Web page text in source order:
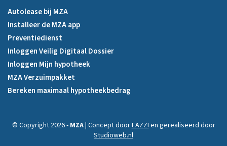
Autolease bij MZA
Installeer de MZA app
Preventiedienst
Inloggen Veilig Digitaal Dossier
Inloggen Mijn hypotheek
MZA Verzuimpakket
Bereken maximaal hypotheekbedrag
© Copyright 2026 - MZA| Concept doorEAZZIen gerealiseerd door
Studioweb.nl